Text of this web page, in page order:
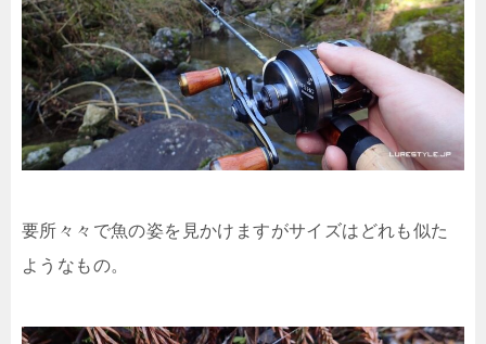
要所々々で魚の姿を見かけますがサイズはどれも似た
ようなもの。